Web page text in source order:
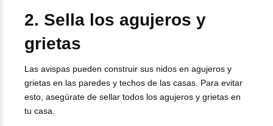
2. Sella los agujeros y
grietas
Las avispas pueden construir sus nidos en agujeros y
grietas en las paredes y techos de las casas. Para evitar
esto, asegúrate de sellar todos los agujeros y grietas en
tu casa.